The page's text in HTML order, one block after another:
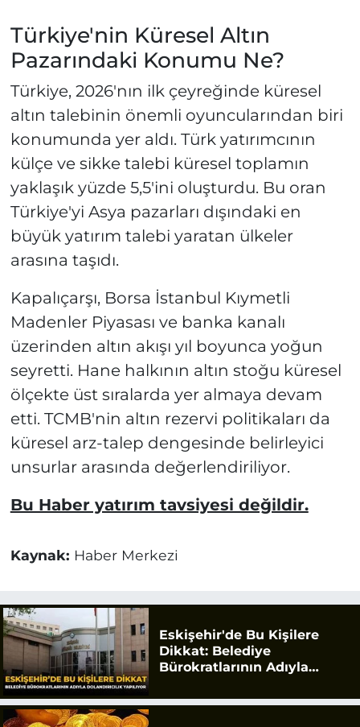
Türkiye'nin Küresel Altın
Pazarındaki Konumu Ne?
Türkiye, 2026'nın ilk çeyreğinde küresel
altın talebinin önemli oyuncularından biri
konumunda yer aldı. Türk yatırımcının
külçe ve sikke talebi küresel toplamın
yaklaşık yüzde 5,5'ini oluşturdu. Bu oran
Türkiye'yi Asya pazarları dışındaki en
büyük yatırım talebi yaratan ülkeler
arasına taşıdı.
Kapalıçarşı, Borsa İstanbul Kıymetli
Madenler Piyasası ve banka kanalı
üzerinden altın akışı yıl boyunca yoğun
seyretti. Hane halkının altın stoğu küresel
ölçekte üst sıralarda yer almaya devam
etti. TCMB'nin altın rezervi politikaları da
küresel arz-talep dengesinde belirleyici
unsurlar arasında değerlendiriliyor.
Bu Haber yatırım tavsiyesi değildir.
Kaynak: Haber Merkezi
Eskişehir'de Bu Kişilere
Dikkat: Belediye
Bürokratlarının Adıyla